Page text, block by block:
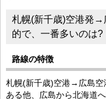
札幌(新千歳)空港発→
的で、一番多いのは?
路線の特徴
札幌(新千歳)空港→広島空
ある他、広島から北海道